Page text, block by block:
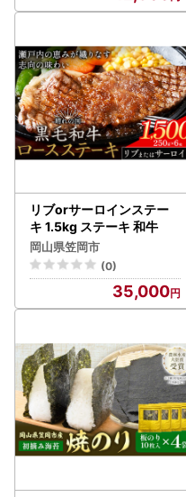
リブorサーロインステー
キ 1.5kg ステーキ 和牛
岡山県笠岡市
(0)
35,000